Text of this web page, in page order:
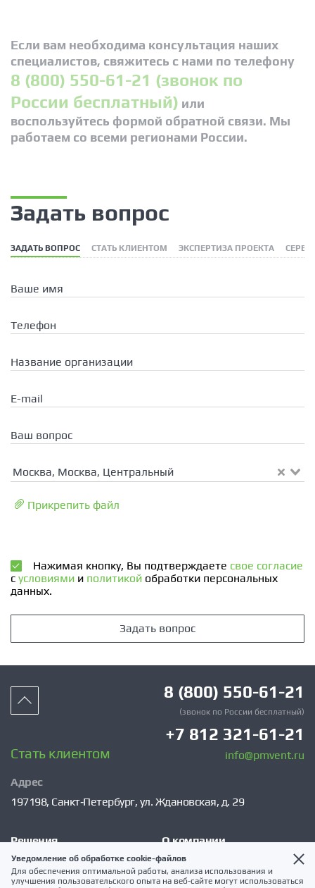
Если вам необходима консультация наших
специалистов, свяжитесь с нами по телефону
8 (800) 550-61-21 (звонок по
России бесплатный) или
воспользуйтесь формой обратной связи. Мы
работаем со всеми регионами России.
Задать вопрос
ЗАДАТЬ ВОПРОС СТАТЬ КЛИЕНТОМ ЭКСПЕРТИЗА ПРОЕКТА
Ваше имя
Телефон
Название организации
E-mail
Ваш вопрос
Москва, Москва, Центральный
Прикрепить файл
Нажимая кнопку, Вы подтверждаете свое согласие
с условиями и политикой обработки персональных
данных.
Задать вопрос
Уведомление об обработке cookie-файлов
Для обеспечения оптимальной работы, анализа использования и
улучшения пользовательского опыта на веб-сайте могут использоваться
Решения
VSM
Каталог
О компании
Сервис
Клиентам
Адрес
197198, Санкт‑Петербург, ул. Ждановская, д. 29
Стать клиентом
8 (800) 550-61-21
(звонок по России бесплатный)
+7 812 321-61-21
info@pmvent.ru